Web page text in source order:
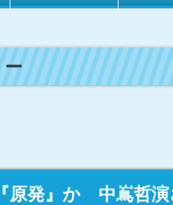
発』か 中嶌哲演